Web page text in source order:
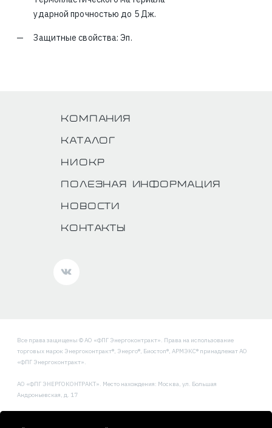
ударной прочностью до 5 Дж.
Защитные свойства: Эп.
Компания
Каталог
НИОКР
Полезная информация
Новости
Контакты
Все права защищены © АО «ФПГ Энергоконтракт». Права на использование
торговых марок Энергоконтракт®, Энерго®, Биостоп®, АРМЭКС® принадлежат АО
«ФПГ Энергоконтракт».
АО «ФПГ ЭНЕРГОКОНТРАКТ». Место нахождения: Москва, ул. Большая
Андроньевская, д. 17